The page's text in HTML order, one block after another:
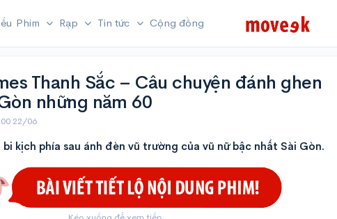
Phim Rạp Tin tức Cộng đồng
Thanh Sắc – Câu chuyện đánh ghen
những năm 60
22/06
bi kịch phía sau ánh đèn vũ trường của vũ nữ bậc nhất Sài Gòn.